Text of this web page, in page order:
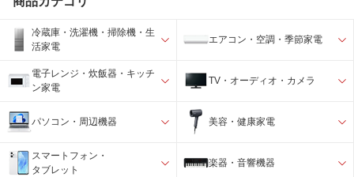
冷蔵庫・洗濯機・掃除機・生
活家電
エアコン・空調・季節家電
電子レンジ・炊飯器・キッチ
ン家電
TV・オーディオ・カメラ
パソコン・周辺機器 美容・健康家電
スマートフォン・
タブレット
楽器・音響機器